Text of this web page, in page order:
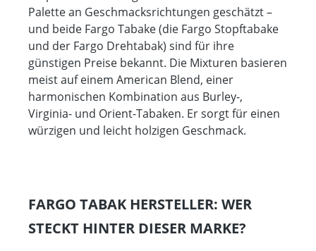
Palette an Geschmacksrichtungen geschätzt –
und beide Fargo Tabake (die Fargo Stopftabake
und der Fargo Drehtabak) sind für ihre
günstigen Preise bekannt. Die Mixturen basieren
meist auf einem American Blend, einer
harmonischen Kombination aus Burley-,
Virginia- und Orient-Tabaken. Er sorgt für einen
würzigen und leicht holzigen Geschmack.
FARGO TABAK HERSTELLER: WER
STECKT HINTER DIESER MARKE?